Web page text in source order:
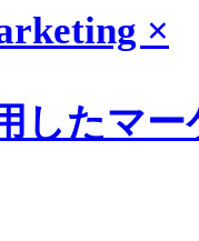
したマ